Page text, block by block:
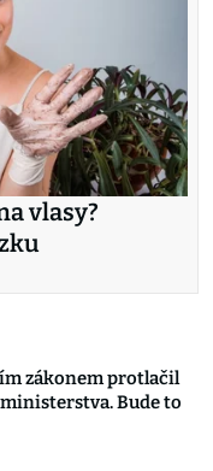
vlasy?
zákonem protlačil
Bude to